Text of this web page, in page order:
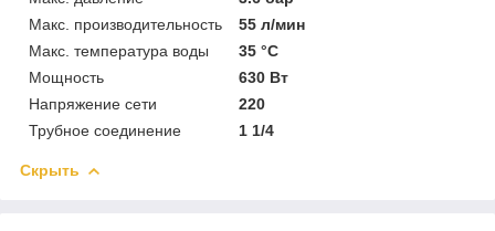
Макс. производительность
55 л/мин
Макс. температура воды
35 °C
Мощность
630 Вт
Напряжение сети
220
Трубное соединение
1 1/4
Скрыть